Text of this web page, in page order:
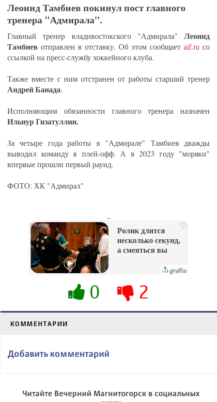
Леонид Тамбиев покинул пост главного
тренера "Адмирала".
Главный тренер владивостокского "Адмирала" Леонид
Тамбиев отправлен в отставку. Об этом сообщает aif.ru со
ссылкой на пресс-службу хоккейного клуба.
Также вместе с ним отстранен от работы старший тренер
Андрей Банада.
Исполняющим обязанности главного тренера назначен
Ильнур Гизатуллин.
За четыре года работы в "Адмирале" Тамбиев дважды
выводил команду в плей-офф. А в 2023 году "моряки"
впервые прошли первый раунд.
ФОТО: ХК "Адмирал"
i
Ролик длится
несколько секунд,
а смеяться вы
0 2
КОММЕНТАРИИ
Добавить комментарий
Читайте Вечерний Магнитогорск в социальных